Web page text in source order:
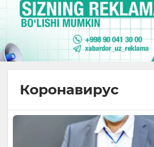
Коронавирус